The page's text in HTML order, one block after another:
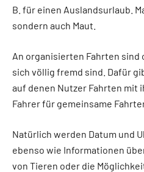
B. für einen Auslandsurlaub.
sondern auch Maut.
An organisierten Fahrten
sich völlig fremd sind. Dafür
auf denen Nutzer Fahrten mit
Fahrer für gemeinsame
Natürlich werden Datum und
ebenso wie Informationen
von Tieren oder die